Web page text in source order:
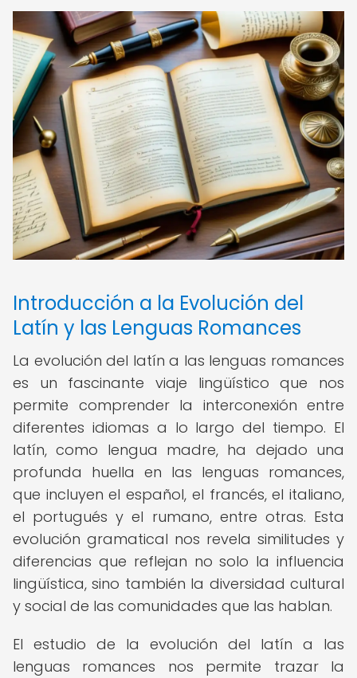
Introducción a la Evolución del
Latín y las Lenguas Romances
La evolución del latín a las lenguas romances
es un fascinante viaje lingüístico que nos
permite comprender la interconexión entre
diferentes idiomas a lo largo del tiempo. El
latín, como lengua madre, ha dejado una
profunda huella en las lenguas romances,
que incluyen el español, el francés, el italiano,
el portugués y el rumano, entre otras. Esta
evolución gramatical nos revela similitudes y
diferencias que reflejan no solo la influencia
lingüística, sino también la diversidad cultural
y social de las comunidades que las hablan.
El estudio de la evolución del latín a las
lenguas romances nos permite trazar la